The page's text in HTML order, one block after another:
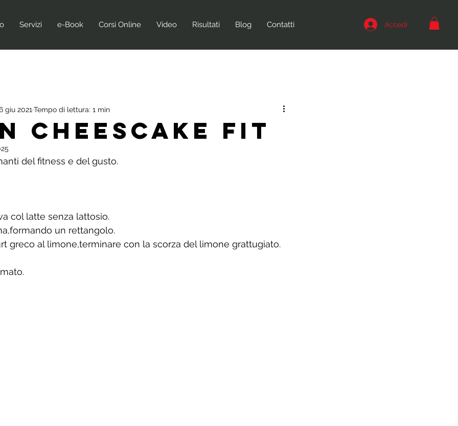
Servizi e-Book Corsi Online Video Risultati Blog Contatti Accedi
Cheescake Fit
giu 2021 Tempo di lettura: 1 min
del fitness e del gusto.
col latte senza lattosio.
un rettangolo.
greco al limone,terminare con la scorza del limone grattugiato.